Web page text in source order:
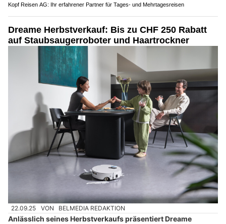
Kopf Reisen AG: Ihr erfahrener Partner für Tages- und Mehrtagesreisen
Dreame Herbstverkauf: Bis zu CHF 250 Rabatt
auf Staubsaugerroboter und Haartrockner
22.09.25 VON BELMEDIA REDAKTION
Anlässlich seines Herbstverkaufs präsentiert Dreame